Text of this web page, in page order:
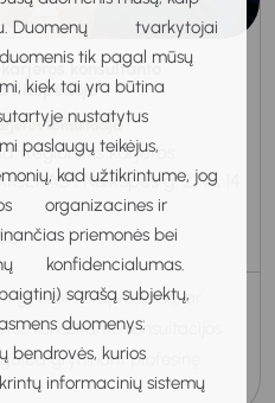
Duomenų tvarkytojai
tik pagal mūsų
kiek tai yra būtina
nustatytus
paslaugų teikėjus,
kad užtikrintume, jog
organizacines ir
priemonės bei
konfidencialumas.
sąrašą subjektų,
duomenys:
bendrovės, kurios
informacinių sistemų
konsultanto
Klaipėdoje
konsultacija
Regioninis karjeros
Naikupės g. 27A, 14
gyvenimo aprašymą, ar
konsultanto konsultacijos
gryninant profesinę